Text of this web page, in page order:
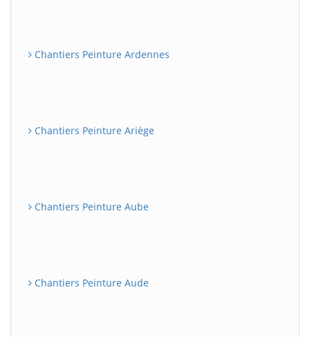
Chantiers Peinture Ardennes
Chantiers Peinture Ariège
Chantiers Peinture Aube
Chantiers Peinture Aude